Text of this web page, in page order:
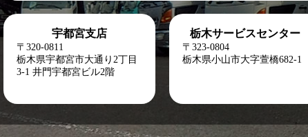
宇都宮支店
〒320-0811
栃木県宇都宮市大通り2丁目
3-1 井門宇都宮ビル2階
栃木サービスセンター
〒323-0804
栃木県小山市大字萱橋682-1